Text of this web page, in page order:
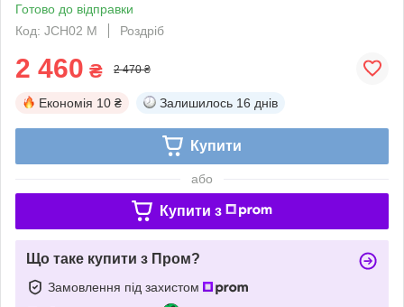
Готово до відправки
Код: JCH02 М
Роздріб
2 460 ₴ 2 470 ₴
Економія 10 ₴ Залишилось 16 днів
Купити
або
Купити з
Що таке купити з Пром?
Замовлення під захистом